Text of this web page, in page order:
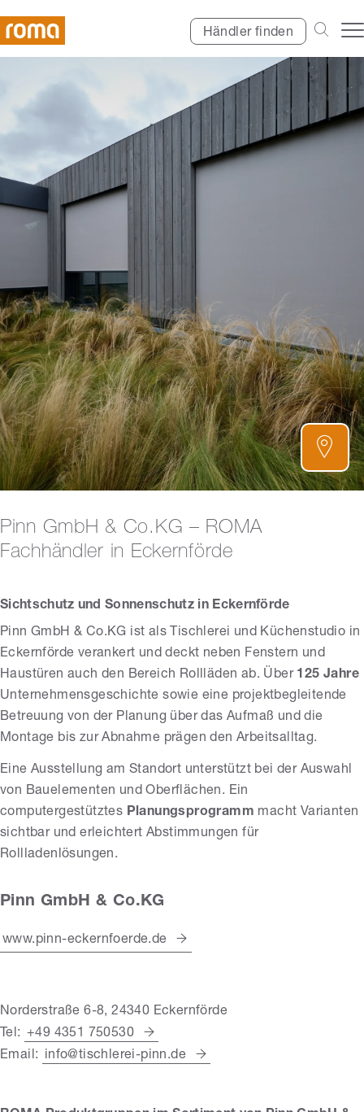
Händler finden
Pinn GmbH & Co.KG – ROMA
Fachhändler in Eckernförde
Sichtschutz und Sonnenschutz in Eckernförde
Pinn GmbH & Co.KG ist als Tischlerei und Küchenstudio in
Eckernförde verankert und deckt neben Fenstern und
Haustüren auch den Bereich Rollläden ab. Über 125 Jahre
Unternehmensgeschichte sowie eine projektbegleitende
Betreuung von der Planung über das Aufmaß und die
Montage bis zur Abnahme prägen den Arbeitsalltag.
Eine Ausstellung am Standort unterstützt bei der Auswahl
von Bauelementen und Oberflächen. Ein
computergestütztes Planungsprogramm macht Varianten
sichtbar und erleichtert Abstimmungen für
Rollladenlösungen.
Pinn GmbH & Co.KG
www.pinn-eckernfoerde.de
Norderstraße 6-8, 24340 Eckernförde
Tel: +49 4351 750530
Email:
info@tischlerei-pinn.de